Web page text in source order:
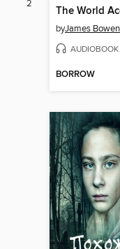
2
byJames Bowen
AUDIOBOOK
BORROW